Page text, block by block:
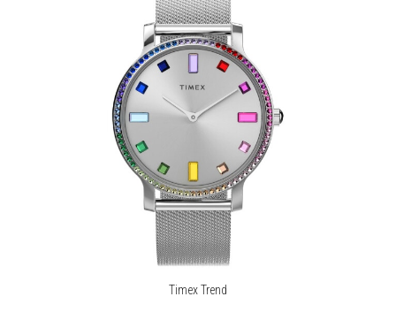
Timex Trend